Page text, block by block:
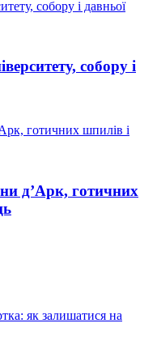
собору і
д’Арк, готичних